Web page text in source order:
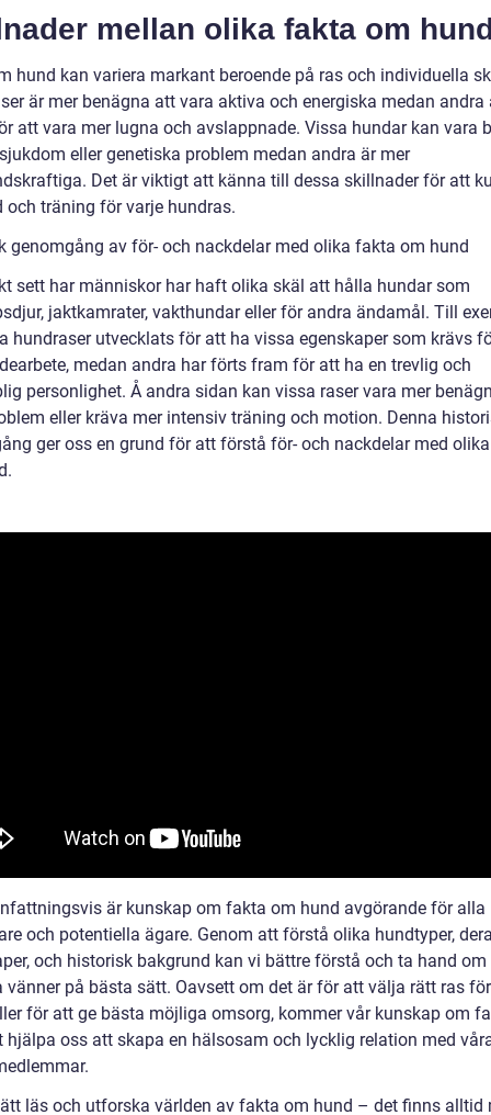
mellan olika fakta om
hund kan variera markant beroende på ras och individuella
är mer benägna att vara aktiva och energiska medan andra
att vara mer lugna och avslappnade. Vissa hundar kan vara
eller genetiska problem medan andra är mer
Det är viktigt att känna till dessa skillnader för att
och träning för varje hundras.
genomgång av för- och nackdelar med olika fakta om hund
sett har människor har haft olika skäl att hålla hundar som
jaktkamrater, vakthundar eller för andra ändamål. Till
hundraser utvecklats för att ha vissa egenskaper som krävs
medan andra har förts fram för att ha en trevlig och
personlighet. Å andra sidan kan vissa raser vara mer
eller kräva mer intensiv träning och motion. Denna
ger oss en grund för att förstå för- och nackdelar med
är kunskap om fakta om hund avgörande för alla
och potentiella ägare. Genom att förstå olika hundtyper,
och historisk bakgrund kan vi bättre förstå och ta hand om
vänner på bästa sätt. Oavsett om det är för att välja rätt ras
för att ge bästa möjliga omsorg, kommer vår kunskap om
hjälpa oss att skapa en hälsosam och lycklig relation med
läs och utforska världen av fakta om hund – det finns alltid